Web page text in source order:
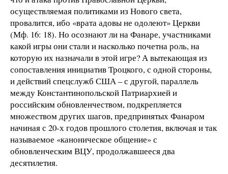
осуществляемая политиками из Нового света,
провалится, ибо «врата адовы не одолеют» Церкви
(Мф. 16: 18). Но осознают ли на Фанаре, участниками
какой игры они стали и насколько почетна роль, на
которую их назначали в этой игре? А вытекающая из
сопоставления инициатив Троцкого, с одной стороны,
и действий спецслужб США – с другой, параллель
между Константинопольской Патриархией и
российским обновленчеством, подкрепляется
множеством других шагов, предпринятых Фанаром
начиная с 20-х годов прошлого столетия, включая и так
называемое «каноническое общение» с
обновленческим ВЦУ, продолжавшееся два
десятилетия.